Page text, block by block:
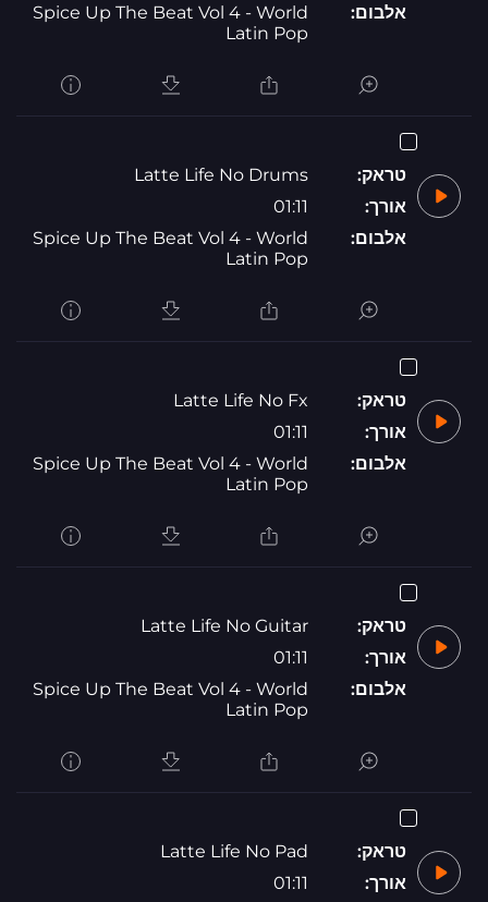
אלבום:
Spice Up The Beat Vol 4 - World
Latin Pop
טראק:
Latte Life No Drums
אורך:
01:11
אלבום:
Spice Up The Beat Vol 4 - World
Latin Pop
טראק:
Latte Life No Fx
אורך:
01:11
אלבום:
Spice Up The Beat Vol 4 - World
Latin Pop
טראק:
Latte Life No Guitar
אורך:
01:11
אלבום:
Spice Up The Beat Vol 4 - World
Latin Pop
טראק:
Latte Life No Pad
אורך:
01:11